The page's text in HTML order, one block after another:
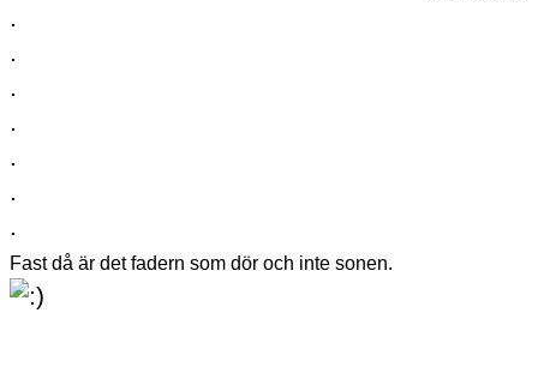
.
.
.
.
.
.
.
Fast då är det fadern som dör och inte sonen.